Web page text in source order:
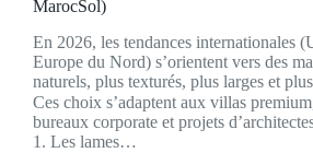
MarocSol)
En 2026, les tendances internationales
Europe du Nord) s’orientent vers des
naturels, plus texturés, plus larges et
Ces choix s’adaptent aux villas
bureaux corporate et projets
1. Les lames…